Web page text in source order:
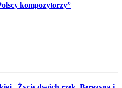
kompozytorzy”